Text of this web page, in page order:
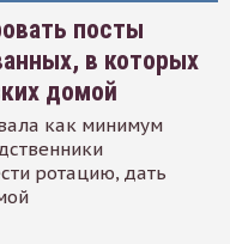
посты
в которых
домой
как минимум
ротацию, дать